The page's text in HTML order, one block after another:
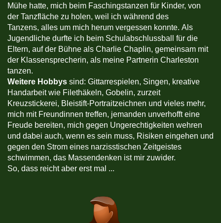
Mühe hatte, mich beim Faschingstanzen für Kinder, von
der Tanzfläche zu holen, weil ich während des
Tanzens, alles um mich herum vergessen konnte. Als
Jugendliche durfte ich beim Schulabschlussball für die
Eltern, auf der Bühne als Charlie Chaplin, gemeinsam mit
der Klassensprecherin, als meine Partnerin Charleston
tanzen.
Weitere Hobbys sind: Gittarrespielen, Singen, kreative
Handarbeit wie Filethäkeln, Gobelin, zurzeit
Kreuzstickerei, Bleistift-Portraitzeichnen und vieles mehr,
mich mit Freundinnen treffen, jemanden unverhofft eine
Freude bereiten, mich gegen Ungerechtigkeiten wehren
und dabei auch, wenn es sein muss, Risiken eingehen und
gegen den Strom eines narzisstischen Zeitgeistes
schwimmen, das Massendenken ist mir zuwider.
So, dass reicht aber erst mal ...